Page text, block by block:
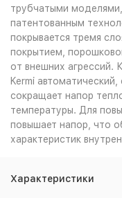
трубчатыми
патентованным
покрывается тремя
покрытием,
от внешних агрессий.
Kermi
сокращает напор
температуры. Для
повышает напор, что
характеристик
Характеристики